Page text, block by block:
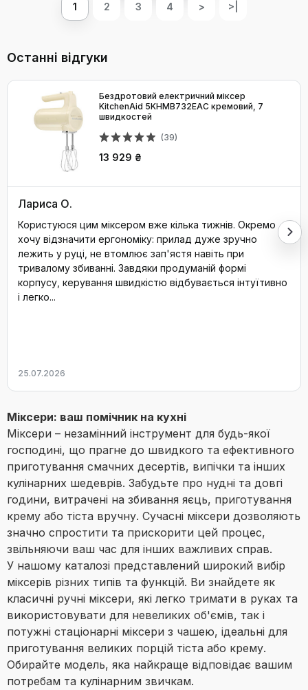
1 2 3 4 > >|
Останні відгуки
Бездротовий електричний міксер
KitchenAid 5KHMB732EAC кремовий, 7
швидкостей
(39)
13 929 ₴
Лариса О.
Користуюся цим міксером вже кілька тижнів. Окремо
хочу відзначити ергономіку: прилад дуже зручно
лежить у руці, не втомлює зап'ястя навіть при
тривалому збиванні. Завдяки продуманій формі
корпусу, керування швидкістю відбувається інтуїтивно
і легко...
25.07.2026
Міксери: ваш помічник на кухні
Міксери – незамінний інструмент для будь-якої
господині, що прагне до швидкого та ефективного
приготування смачних десертів, випічки та інших
кулінарних шедеврів. Забудьте про нудні та довгі
години, витрачені на збивання яєць, приготування
крему або тіста вручну. Сучасні міксери дозволяють
значно спростити та прискорити цей процес,
звільняючи ваш час для інших важливих справ.
У нашому каталозі представлений широкий вибір
міксерів різних типів та функцій. Ви знайдете як
класичні ручні міксери, які легко тримати в руках та
використовувати для невеликих об'ємів, так і
потужні стаціонарні міксери з чашею, ідеальні для
приготування великих порцій тіста або крему.
Обирайте модель, яка найкраще відповідає вашим
потребам та кулінарним звичкам.